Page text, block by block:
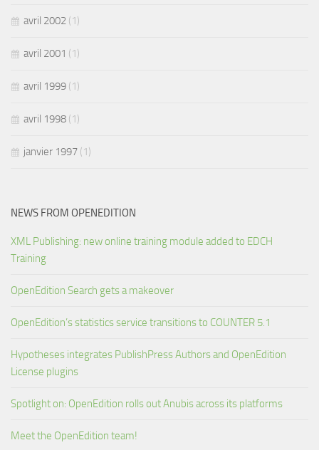
avril 2002 (1)
avril 2001 (1)
avril 1999 (1)
avril 1998 (1)
janvier 1997 (1)
NEWS FROM OPENEDITION
XML Publishing: new online training module added to EDCH
Training
OpenEdition Search gets a makeover
OpenEdition’s statistics service transitions to COUNTER 5.1
Hypotheses integrates PublishPress Authors and OpenEdition
License plugins
Spotlight on: OpenEdition rolls out Anubis across its platforms
Meet the OpenEdition team!